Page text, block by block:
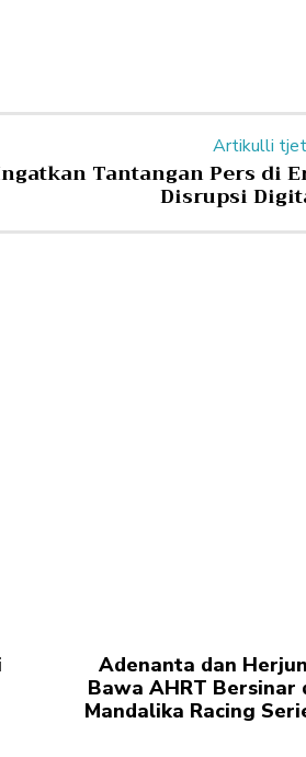
Artikulli
Tantangan Pers di
Disrupsi
Adenanta dan Herjun
Bawa AHRT Bersinar
Mandalika Racing